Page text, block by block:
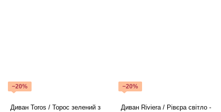
−20%
Диван Toros / Торос зелений з
−20%
Диван Riviera / Рівєра світло -